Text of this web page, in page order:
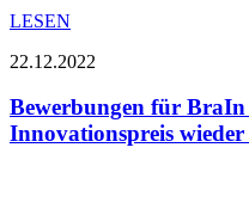
LESEN
22.12.2022
Bewerbungen für
Innovationspreis